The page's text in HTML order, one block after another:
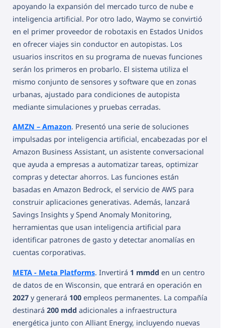
apoyando la expansión del mercado turco de nube e
inteligencia artificial. Por otro lado, Waymo se convirtió
en el primer proveedor de robotaxis en Estados Unidos
en ofrecer viajes sin conductor en autopistas. Los
usuarios inscritos en su programa de nuevas funciones
serán los primeros en probarlo. El sistema utiliza el
mismo conjunto de sensores y software que en zonas
urbanas, ajustado para condiciones de autopista
mediante simulaciones y pruebas cerradas.
AMZN – Amazon. Presentó una serie de soluciones
impulsadas por inteligencia artificial, encabezadas por el
Amazon Business Assistant, un asistente conversacional
que ayuda a empresas a automatizar tareas, optimizar
compras y detectar ahorros. Las funciones están
basadas en Amazon Bedrock, el servicio de AWS para
construir aplicaciones generativas. Además, lanzará
Savings Insights y Spend Anomaly Monitoring,
herramientas que usan inteligencia artificial para
identificar patrones de gasto y detectar anomalías en
cuentas corporativas.
META - Meta Platforms. Invertirá 1 mmdd en un centro
de datos de en Wisconsin, que entrará en operación en
2027 y generará 100 empleos permanentes. La compañía
destinará 200 mdd adicionales a infraestructura
energética junto con Alliant Energy, incluyendo nuevas